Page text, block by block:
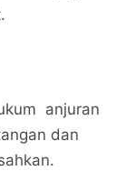
anjuran
dan